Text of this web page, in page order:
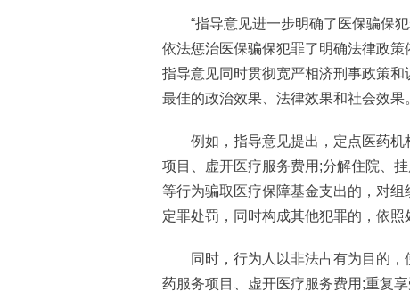
“指导意见进一步明确了医保骗保犯
依法惩治医保骗保犯罪了明确法律政策
指导意见同时贯彻宽严相济刑事政策
最佳的政治效果、法律效果和社会效果
例如，指导意见提出，定点医药机
项目、虚开医疗服务费用;分解住院、
等行为骗取医疗保障基金支出的，对
定罪处罚，同时构成其他犯罪的，依照
同时，行为人以非法占有为目的，
药服务项目、虚开医疗服务费用;重复